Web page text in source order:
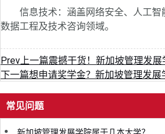
信息技术：涵盖网络安全、人工智
数据工程及技术咨询领域。
Prev上一篇震撼干货！新加坡管理发展
下一篇想申请奖学金？新加坡管理发展
常见问题